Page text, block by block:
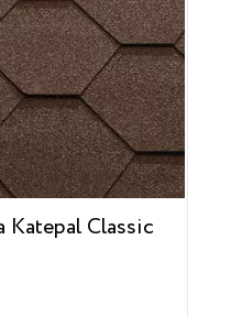
Katepal Classic